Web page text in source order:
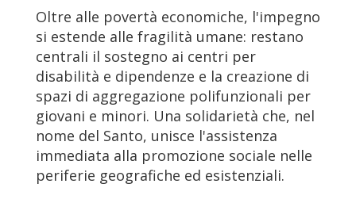
Oltre alle povertà economiche, l'impegno
si estende alle fragilità umane: restano
centrali il sostegno ai centri per
disabilità e dipendenze e la creazione di
spazi di aggregazione polifunzionali per
giovani e minori. Una solidarietà che, nel
nome del Santo, unisce l'assistenza
immediata alla promozione sociale nelle
periferie geografiche ed esistenziali.